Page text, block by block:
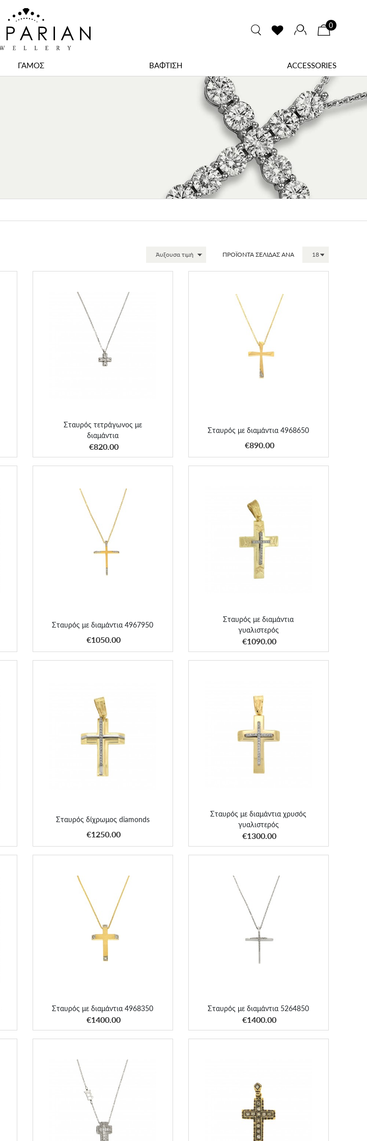
0
ΓΑΜΟΣ ΒΑΦΤΙΣΗ ACCESSORIES
ΠΡΟΪΟΝΤΑ ΣΕΛΙΔΑΣ ΑΝΑ
Σταυρός τετράγωνος με
διαμάντια
€820.00
Σταυρός τετράγωνος με διαμάντια
ΑΠΟΚΤΗΣΕ ΤΟ
Σταυρός με διαμάντια 4968650
€890.00
Σταυρός με διαμάντια 4968650
ΑΠΟΚΤΗΣΕ ΤΟ
Σταυρός με διαμάντια 4967950
€1050.00
Σταυρός με διαμάντια 4967950
ΑΠΟΚΤΗΣΕ ΤΟ
Σταυρός με διαμάντια
γυαλιστερός
€1090.00
Σταυρός με διαμάντια γυαλιστερός
ΑΠΟΚΤΗΣΕ ΤΟ
Σταυρός δίχρωμος diamonds
€1250.00
Σταυρός δίχρωμος diamonds
ΑΠΟΚΤΗΣΕ ΤΟ
Σταυρός με διαμάντια χρυσός
γυαλιστερός
€1300.00
Σταυρός με διαμάντια χρυσός
γυαλιστερός
ΑΠΟΚΤΗΣΕ ΤΟ
Σταυρός με διαμάντια 4968350
€1400.00
Σταυρός με διαμάντια 4968350
ΑΠΟΚΤΗΣΕ ΤΟ
Σταυρός με διαμάντια 5264850
€1400.00
Σταυρός με διαμάντια 5264850
ΑΠΟΚΤΗΣΕ ΤΟ
Σταυρός Bizzotto classic με διαμάντια
Σταυρός vintage-αντικέ κλασσικός με
διαμάντια